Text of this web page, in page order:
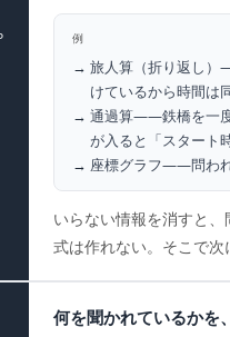
例
旅人算（折り返し）
けているから時間は
通過算——鉄橋を一
が入ると「スタート
座標グラフ——問われ
いらない情報を消すと
式は作れない。そこで次
何を聞かれているかを